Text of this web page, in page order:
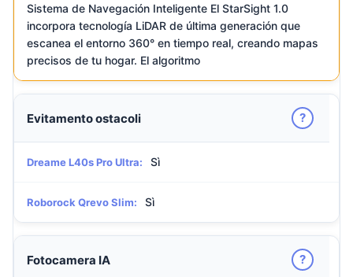
Sistema de Navegación Inteligente El StarSight 1.0
incorpora tecnología LiDAR de última generación que
escanea el entorno 360° en tiempo real, creando mapas
precisos de tu hogar. El algoritmo
Evitamento ostacoli ?
Dreame L40s Pro Ultra: Sì
Roborock Qrevo Slim: Sì
Fotocamera IA ?